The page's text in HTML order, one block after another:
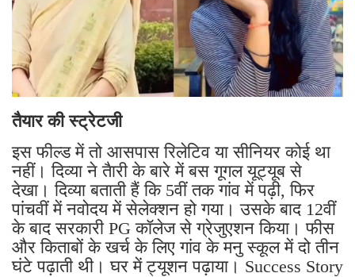
तैयार की स्ट्रेटजी
इस फील्ड में तो आसपास रिलेटिव या सीनियर कोई था
नहीं। दिव्या ने तैारी के बारे में बस गूगल यूट्यूब से
देखा। दिव्या बताती हैं कि 5वीं तक गांव में पढ़ी, फिर
पांचवीं में नवोदय में सेलेक्शन हो गया। उसके बाद 12वीं
के बाद सरकारी PG कॉलेज से ग्रेजुएशन किया। फीस
और किताबों के खर्च के लिए गांव के मनु स्कूल में दो तीन
घंटे पढ़ाती थी। घर में ट्यूशन पढ़ाया। Success Story